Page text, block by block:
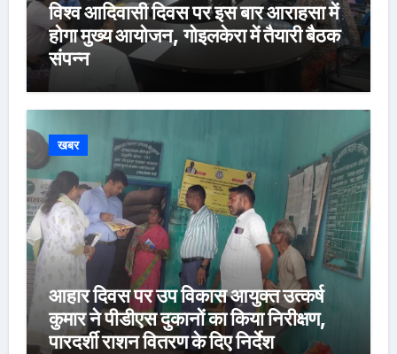
विश्व आदिवासी दिवस पर इस बार आराहसा में
होगा मुख्य आयोजन, गोइलकेरा में तैयारी बैठक
संपन्न
खबर
आहार दिवस पर उप विकास आयुक्त उत्कर्ष
कुमार ने पीडीएस दुकानों का किया निरीक्षण,
पारदर्शी राशन वितरण के दिए निर्देश